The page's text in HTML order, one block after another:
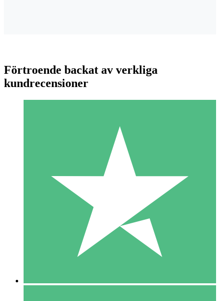
Individuella Kreditpaket
Betala per användning med nedladdningskrediter. Inget
1 Nedladdningar
10 00
Förtroende backat av verkliga
kundrecensioner